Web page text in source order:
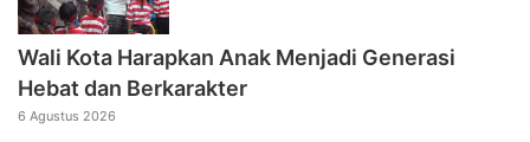
Wali Kota Harapkan Anak Menjadi Generasi
Hebat dan Berkarakter
6 Agustus 2026